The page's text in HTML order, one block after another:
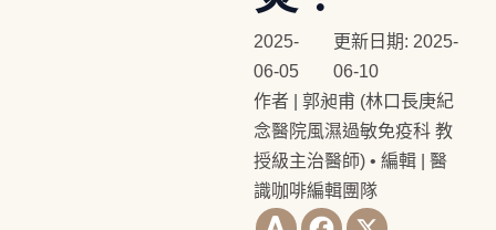
2025-
06-05
更新日期: 2025-
06-10
作者 | 郭昶甫 (林口長庚紀
念醫院風濕過敏免疫科 教
授級主治醫師)• 編輯 | 醫
識咖啡編輯團隊